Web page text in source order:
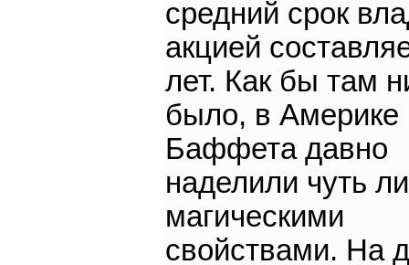
средний срок
акцией
лет. Как бы там
было, в Америке
Баффета давно
наделили чуть
магическими
свойствами. На